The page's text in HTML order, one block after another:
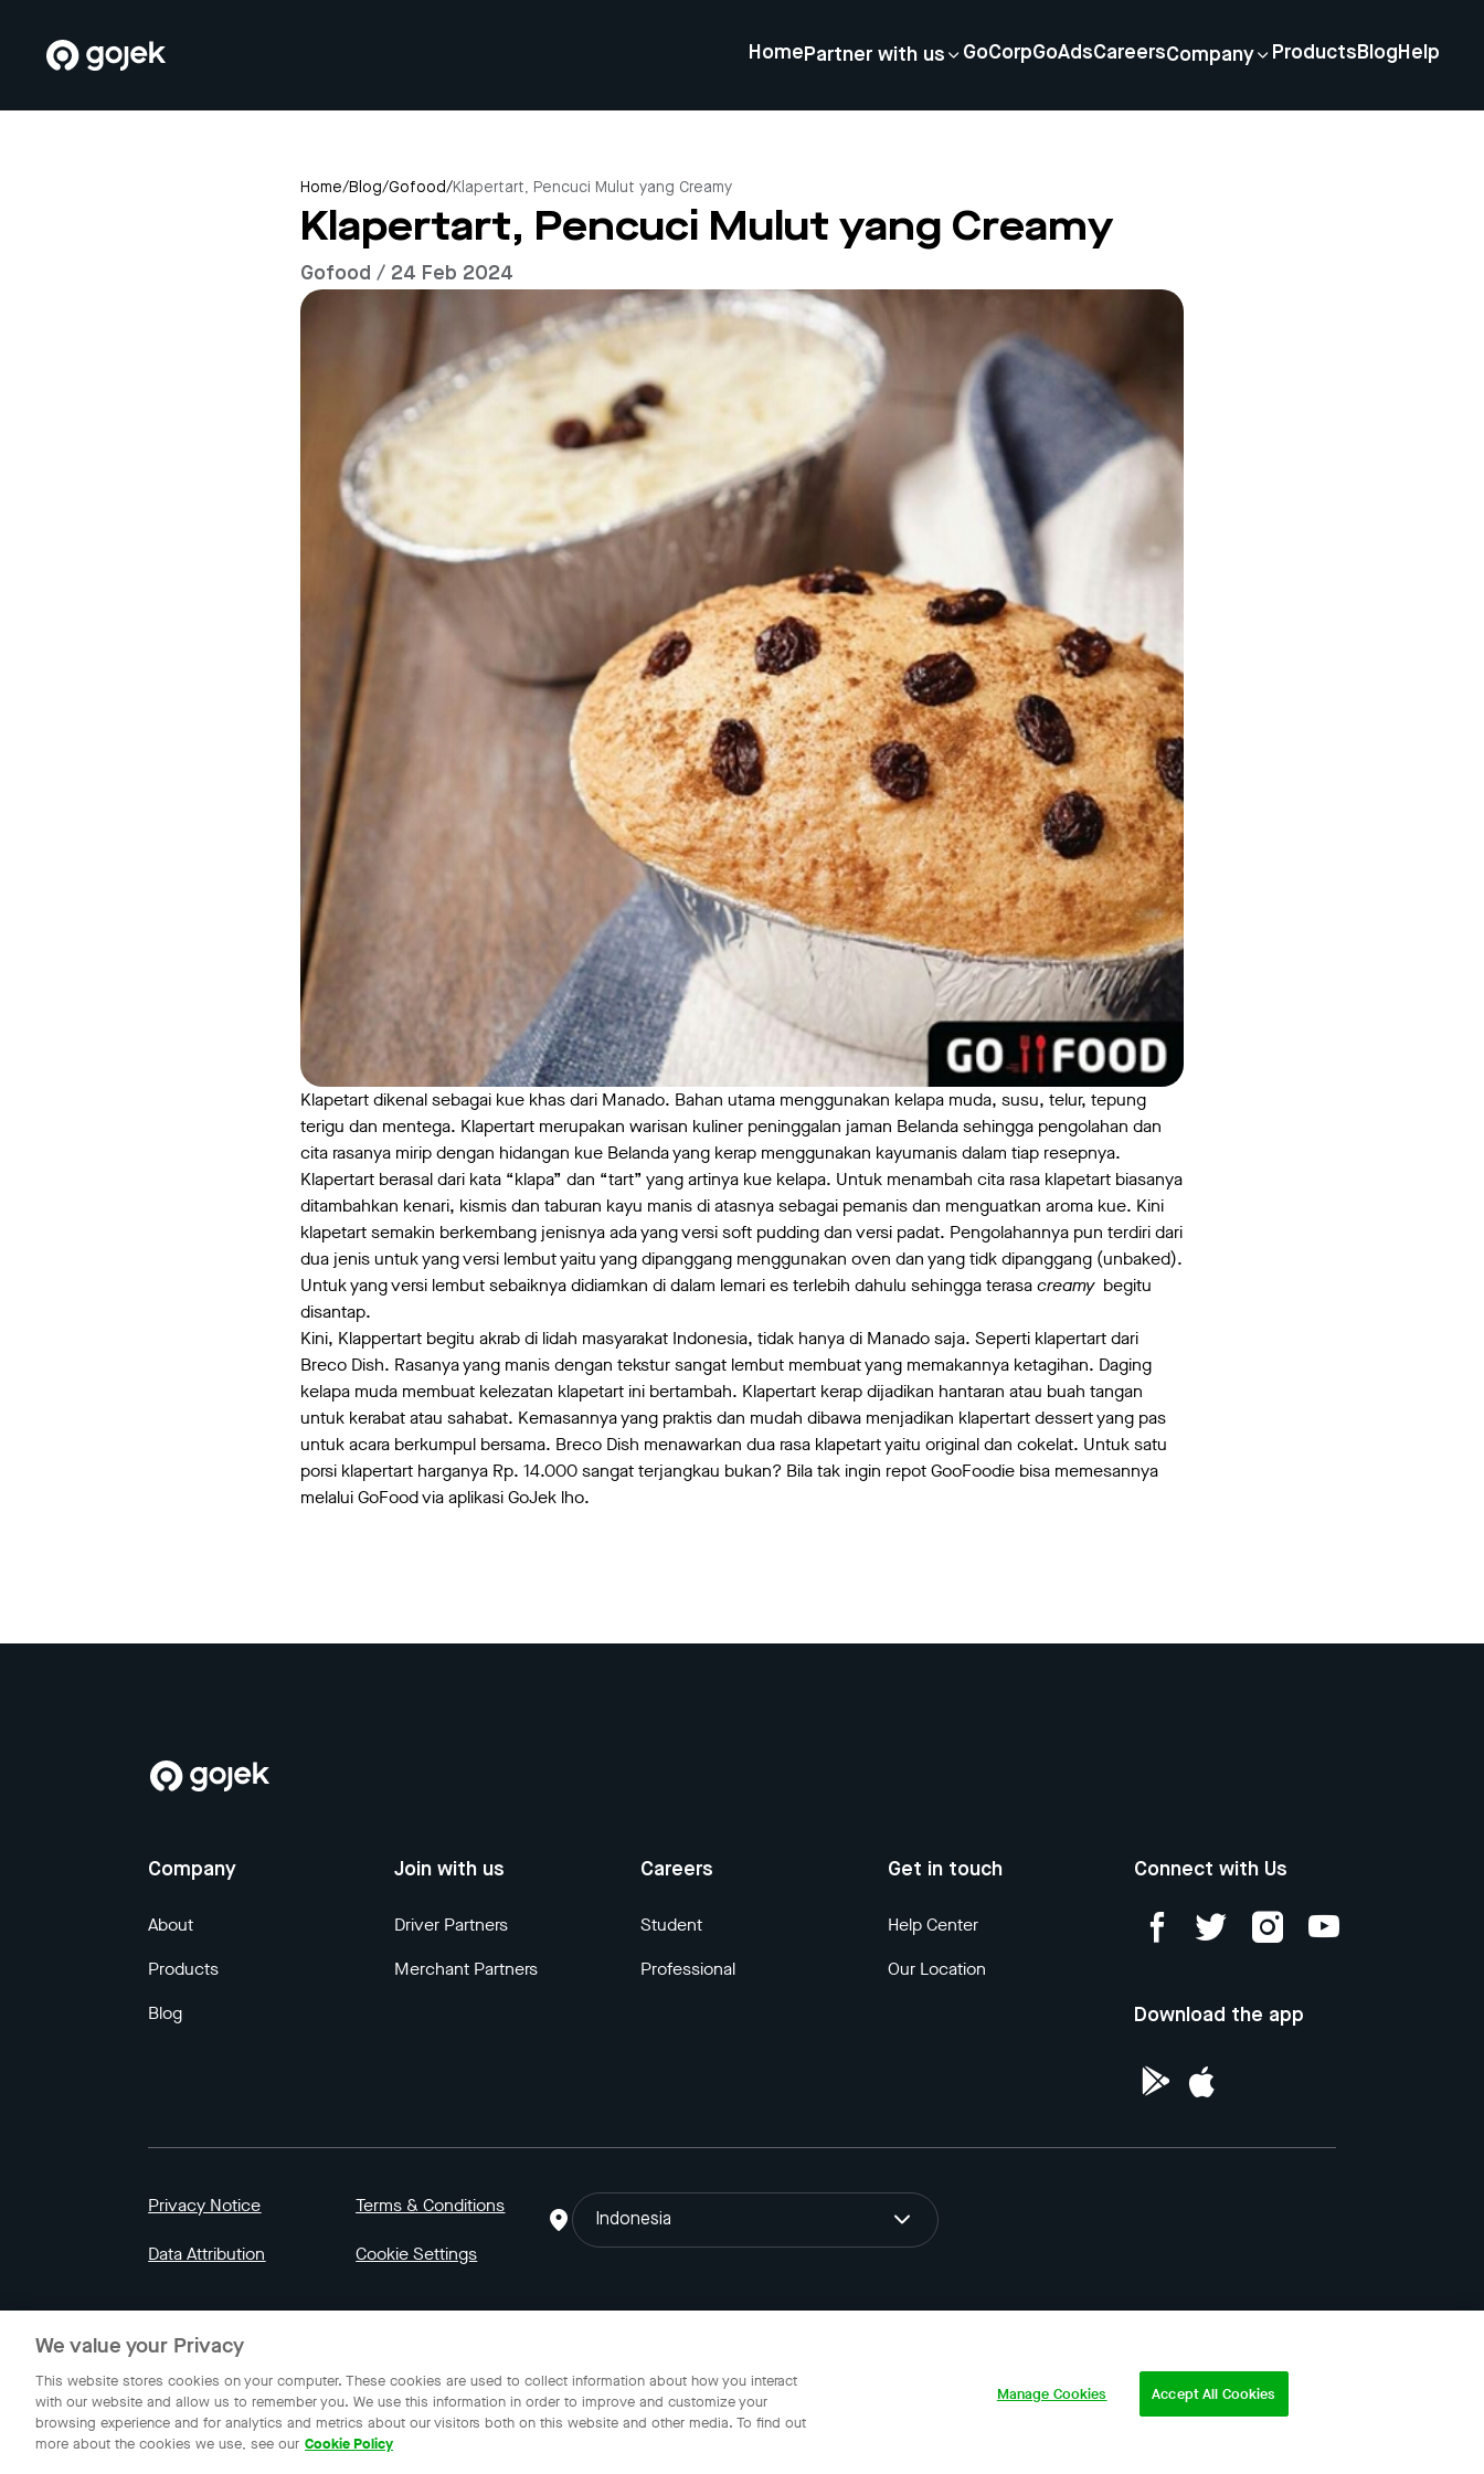
Home Partner with us GoCorpGoAdsCareersCompany Products Blog Help
Home/Blog/Gofood/Klapertart, Pencuci Mulut yang Creamy
Klapertart, Pencuci Mulut yang Creamy
Gofood / 24 Feb 2024
Klapetart dikenal sebagai kue khas dari Manado. Bahan utama menggunakan kelapa muda, susu, telur, tepung
terigu dan mentega. Klapertart merupakan warisan kuliner peninggalan jaman Belanda sehingga pengolahan dan
cita rasanya mirip dengan hidangan kue Belanda yang kerap menggunakan kayumanis dalam tiap resepnya.
Klapertart berasal dari kata “klapa” dan “tart” yang artinya kue kelapa. Untuk menambah cita rasa klapetart biasanya
ditambahkan kenari, kismis dan taburan kayu manis di atasnya sebagai pemanis dan menguatkan aroma kue. Kini
klapetart semakin berkembang jenisnya ada yang versi soft pudding dan versi padat. Pengolahannya pun terdiri dari
dua jenis untuk yang versi lembut yaitu yang dipanggang menggunakan oven dan yang tidk dipanggang (unbaked).
Untuk yang versi lembut sebaiknya didiamkan di dalam lemari es terlebih dahulu sehingga terasacreamybegitu
disantap.
Kini, Klappertart begitu akrab di lidah masyarakat Indonesia, tidak hanya di Manado saja. Seperti klapertart dari
Breco Dish. Rasanya yang manis dengan tekstur sangat lembut membuat yang memakannya ketagihan. Daging
kelapa muda membuat kelezatan klapetart ini bertambah. Klapertart kerap dijadikan hantaran atau buah tangan
untuk kerabat atau sahabat. Kemasannya yang praktis dan mudah dibawa menjadikan klapertart dessert yang pas
untuk acara berkumpul bersama. Breco Dish menawarkan dua rasa klapetart yaitu original dan cokelat. Untuk satu
porsi klapertart harganya Rp. 14.000 sangat terjangkau bukan? Bila tak ingin repot GooFoodie bisa memesannya
melalui GoFood via aplikasi GoJek lho.
Company
About
Products
Blog
Join with us
Driver Partners
Merchant Partners
Careers
Student
Professional
Get in touch
Help Center
Our Location
Connect with Us
Download the app
Privacy Notice Terms & Conditions
Data Attribution Cookie Settings
Indonesia
Indonesia.
We value your Privacy
This website stores cookies on your computer. These cookies are used to collect information about how you interact
with our website and allow us to remember you. We use this information in order to improve and customize your
browsing experience and for analytics and metrics about our visitors both on this website and other media. To find out
more about the cookies we use, see our Cookie Policy
Manage Cookies Accept All Cookies